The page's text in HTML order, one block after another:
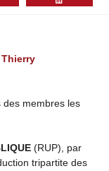
Thierry
des membres les
(RUP), par
tripartite des